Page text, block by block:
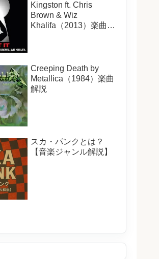
Kingston ft. Chris
Brown & Wiz
Khalifa（2013）楽曲解
Creeping Death by
Metallica（1984）楽曲
解説
スカ・パンクとは？
【音楽ジャンル解説】